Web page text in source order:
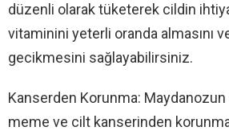
düzenli olarak tüketerek cildin
vitaminini yeterli oranda almasını ve
gecikmesini sağlayabilirsiniz.
Kanserden Korunma:
meme ve cilt kanserinden